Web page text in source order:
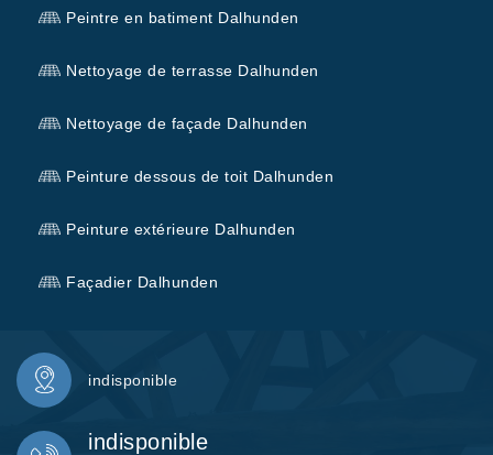
Peintre en batiment Dalhunden
Nettoyage de terrasse Dalhunden
Nettoyage de façade Dalhunden
Peinture dessous de toit Dalhunden
Peinture extérieure Dalhunden
Façadier Dalhunden
indisponible
indisponible